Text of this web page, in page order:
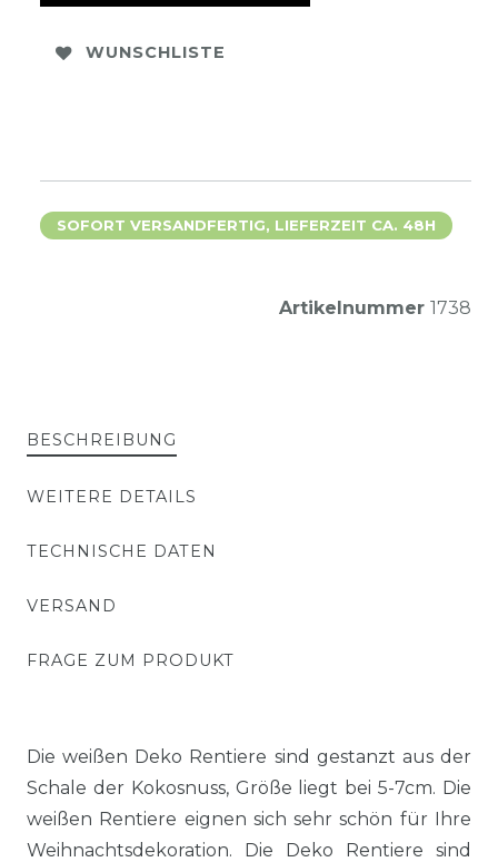
WUNSCHLISTE
SOFORT VERSANDFERTIG, LIEFERZEIT CA. 48H
Artikelnummer 1738
BESCHREIBUNG
WEITERE DETAILS
TECHNISCHE DATEN
VERSAND
FRAGE ZUM PRODUKT
Die weißen Deko Rentiere sind gestanzt aus der
Schale der Kokosnuss, Größe liegt bei 5-7cm. Die
weißen Rentiere eignen sich sehr schön für Ihre
Weihnachtsdekoration. Die Deko Rentiere sind